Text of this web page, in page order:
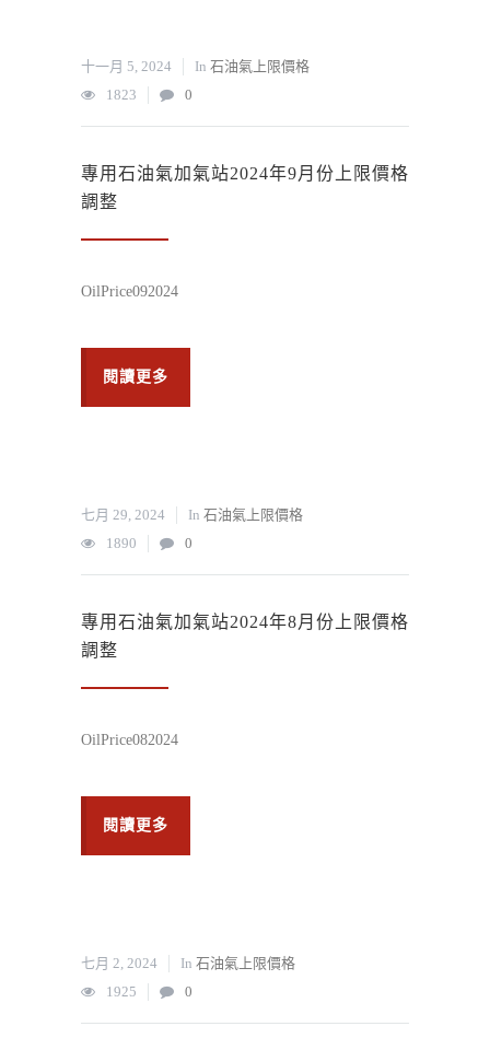
十一月 5, 2024 In 石油氣上限價格
1823
0
專用石油氣加氣站2024年9月份上限價格
調整
OilPrice092024
閱讀更多
七月 29, 2024 In 石油氣上限價格
1890
0
專用石油氣加氣站2024年8月份上限價格
調整
OilPrice082024
閱讀更多
七月 2, 2024 In 石油氣上限價格
1925
0